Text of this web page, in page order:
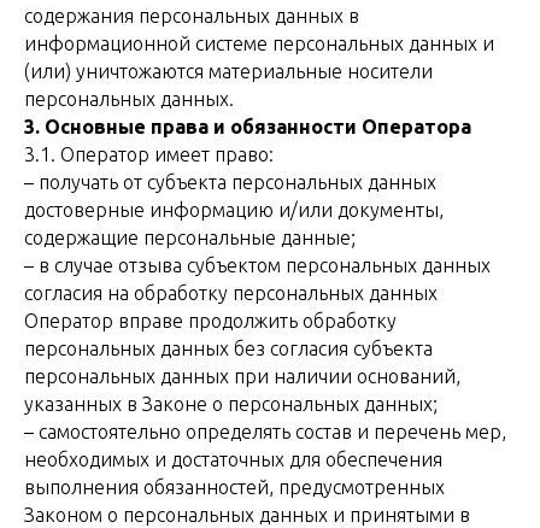
содержания персональных данных в
информационной системе персональных данных и
(или) уничтожаются материальные носители
персональных данных.
3. Основные права и обязанности Оператора
3.1. Оператор имеет право:
– получать от субъекта персональных данных
достоверные информацию и/или документы,
содержащие персональные данные;
– в случае отзыва субъектом персональных данных
согласия на обработку персональных данных
Оператор вправе продолжить обработку
персональных данных без согласия субъекта
персональных данных при наличии оснований,
указанных в Законе о персональных данных;
– самостоятельно определять состав и перечень мер,
необходимых и достаточных для обеспечения
выполнения обязанностей, предусмотренных
Законом о персональных данных и принятыми в